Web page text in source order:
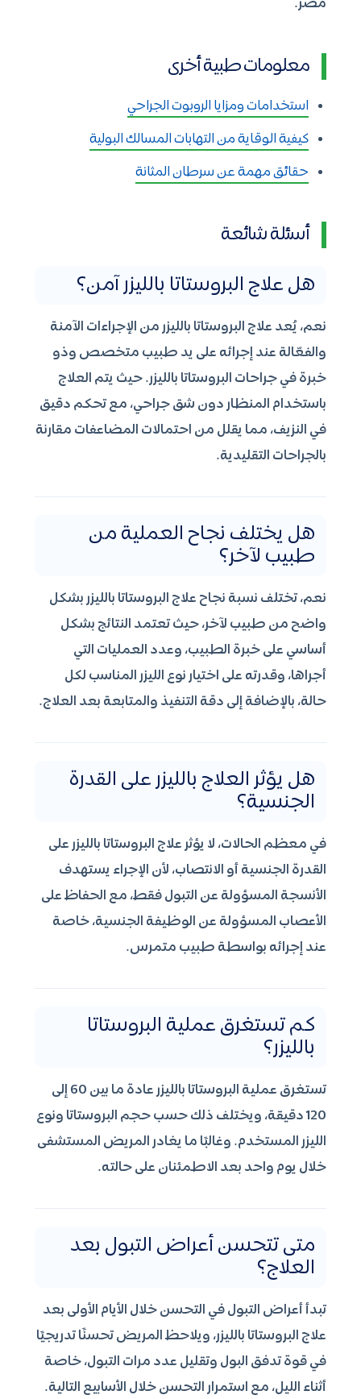
مصر.
معلومات طبية أخرى
استخدامات ومزايا الروبوت الجراحي
كيفية الوقاية من التهابات المسالك البولية
حقائق مهمة عن سرطان المثانة
أسئلة شائعة
هل علاج البروستاتا بالليزر آمن؟
نعم، يُعد علاج البروستاتا بالليزر من الإجراءات الآمنة
والفعّالة عند إجرائه على يد طبيب متخصص وذو
خبرة في جراحات البروستاتا بالليزر. حيث يتم العلاج
باستخدام المنظار دون شق جراحي، مع تحكم دقيق
في النزيف، مما يقلل من احتمالات المضاعفات مقارنة
بالجراحات التقليدية.
هل يختلف نجاح العملية من
طبيب لآخر؟
نعم، تختلف نسبة نجاح علاج البروستاتا بالليزر بشكل
واضح من طبيب لآخر، حيث تعتمد النتائج بشكل
أساسي على خبرة الطبيب، وعدد العمليات التي
أجراها، وقدرته على اختيار نوع الليزر المناسب لكل
حالة، بالإضافة إلى دقة التنفيذ والمتابعة بعد العلاج.
هل يؤثر العلاج بالليزر على القدرة
الجنسية؟
في معظم الحالات، لا يؤثر علاج البروستاتا بالليزر على
القدرة الجنسية أو الانتصاب، لأن الإجراء يستهدف
الأنسجة المسؤولة عن التبول فقط، مع الحفاظ على
الأعصاب المسؤولة عن الوظيفة الجنسية، خاصة
عند إجرائه بواسطة طبيب متمرس.
كم تستغرق عملية البروستاتا
بالليزر؟
تستغرق عملية البروستاتا بالليزر عادة ما بين 60 إلى
120 دقيقة، ويختلف ذلك حسب حجم البروستاتا ونوع
الليزر المستخدم. وغالبًا ما يغادر المريض المستشفى
خلال يوم واحد بعد الاطمئنان على حالته.
متى تتحسن أعراض التبول بعد
العلاج؟
تبدأ أعراض التبول في التحسن خلال الأيام الأولى بعد
علاج البروستاتا بالليزر، ويلاحظ المريض تحسنًا تدريجيًا
في قوة تدفق البول وتقليل عدد مرات التبول، خاصة
أثناء الليل، مع استمرار التحسن خلال الأسابيع التالية.